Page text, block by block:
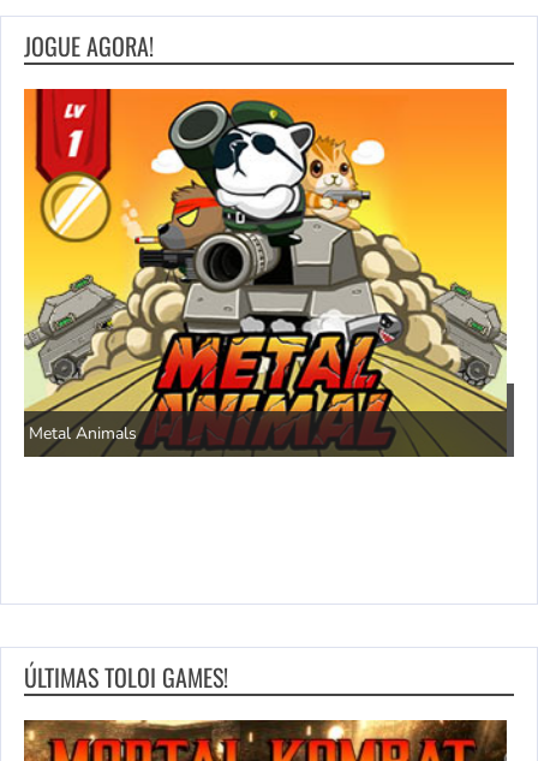
JOGUE AGORA!
Save the Princess
ÚLTIMAS TOLOI GAMES!